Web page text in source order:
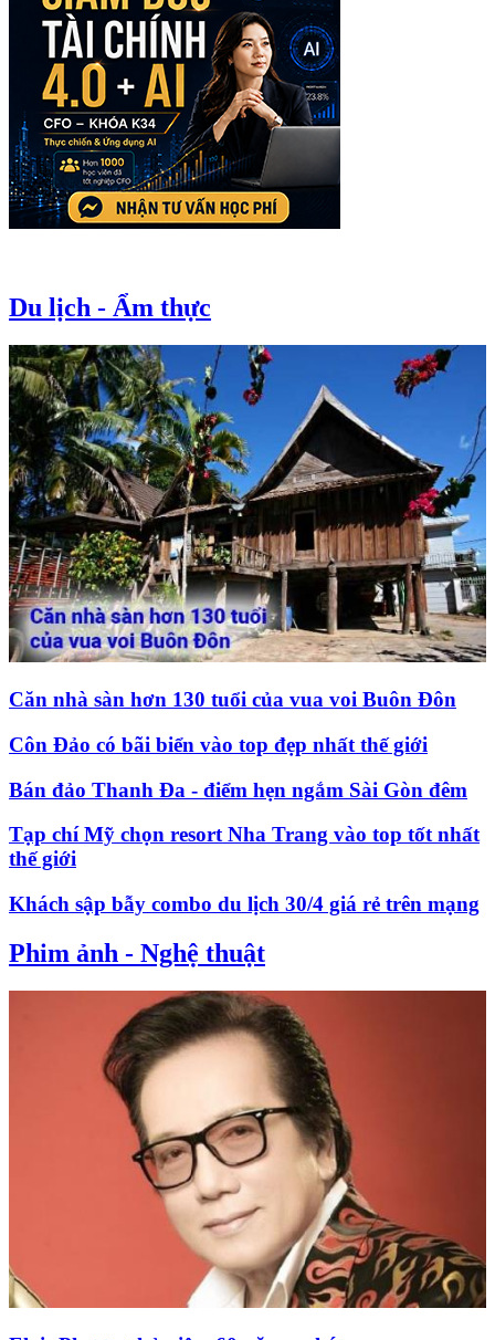
Du lịch - Ẩm thực
Căn nhà sàn hơn 130 tuổi của vua voi Buôn Đôn
Côn Đảo có bãi biển vào top đẹp nhất thế giới
Bán đảo Thanh Đa - điểm hẹn ngắm Sài Gòn đêm
Tạp chí Mỹ chọn resort Nha Trang vào top tốt nhất
thế giới
Khách sập bẫy combo du lịch 30/4 giá rẻ trên mạng
Phim ảnh - Nghệ thuật